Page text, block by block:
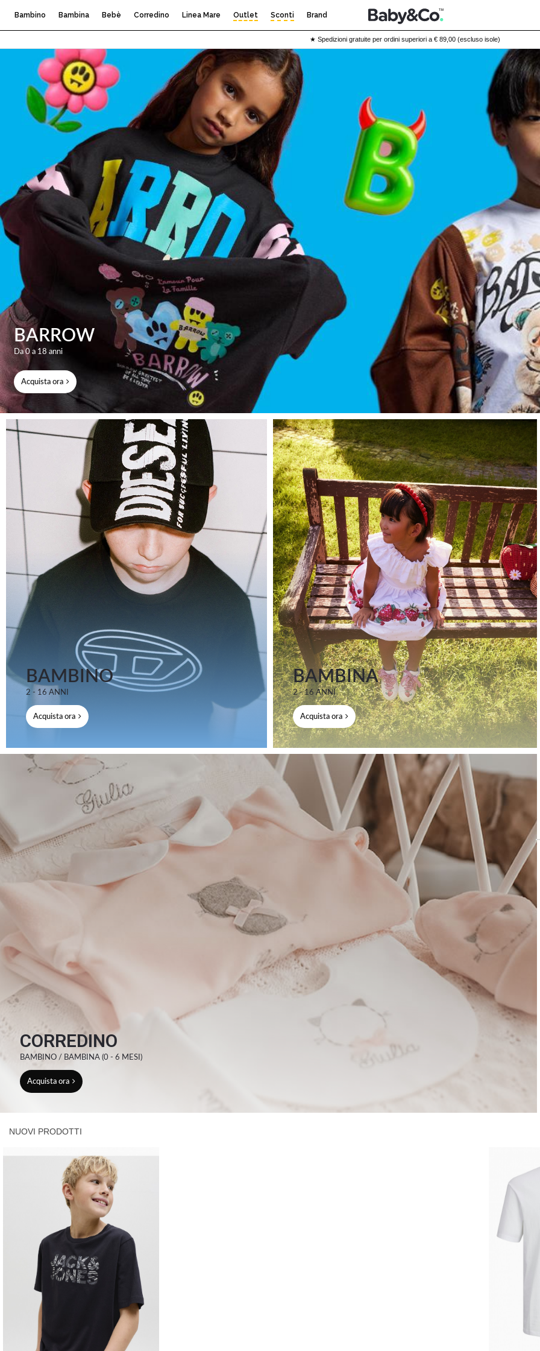
Bambino Bambina Bebè Corredino Linea Mare Outlet Sconti Brand
★ Spedizioni gratuite per ordini superiori a € 89,00 (escluso isole)
BARROW
Da 0 a 18 anni
Acquista ora
BAMBINO
2 - 16 ANNI
Acquista ora
BAMBINA
2 - 16 ANNI
Acquista ora
CORREDINO
BAMBINO / BAMBINA (0 - 6 MESI)
Acquista ora
NUOVI PRODOTTI